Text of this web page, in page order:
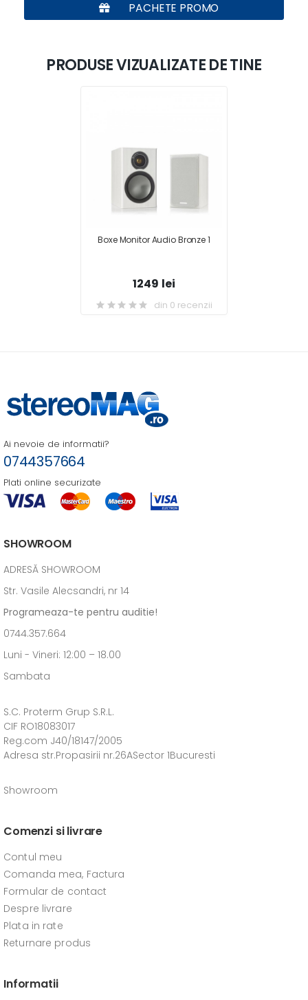
PACHETE PROMO
PRODUSE VIZUALIZATE DE TINE
Boxe Monitor Audio Bronze 1
1249 lei
din 0 recenzii
Ai nevoie de informatii?
0744357664
Plati online securizate
SHOWROOM
ADRESĂ SHOWROOM
Str. Vasile Alecsandri, nr 14
Programeaza-te pentru auditie!
0744.357.664
Luni - Vineri: 12:00 – 18.00
Sambata
S.C. Proterm Grup S.R.L.
CIF RO18083017
Reg.com J40/18147/2005
Adresa str.Propasirii nr.26ASector 1Bucuresti
Showroom
Comenzi si livrare
Contul meu
Comanda mea, Factura
Formular de contact
Despre livrare
Plata in rate
Returnare produs
Informatii